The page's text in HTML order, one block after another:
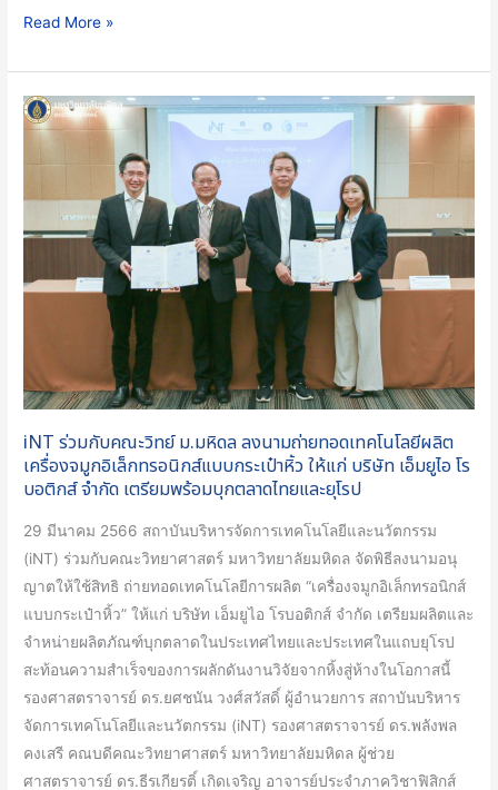
Read More »
iNT ร่วมกับคณะวิทย์ ม.มหิดล ลงนามถ่ายทอดเทคโนโลยีผลิต
เครื่องจมูกอิเล็กทรอนิกส์แบบกระเป๋าหิ้ว ให้แก่ บริษัท เอ็มยูไอ โร
บอติกส์ จํากัด เตรียมพร้อมบุกตลาดไทยและยุโรป
29 มีนาคม 2566 สถาบันบริหารจัดการเทคโนโลยีและนวัตกรรม
(iNT) ร่วมกับคณะวิทยาศาสตร์ มหาวิทยาลัยมหิดล จัดพิธีลงนามอนุ
ญาตให้ใช้สิทธิ ถ่ายทอดเทคโนโลยีการผลิต “เครื่องจมูกอิเล็กทรอนิกส์
แบบกระเป๋าหิ้ว” ให้แก่ บริษัท เอ็มยูไอ โรบอติกส์ จํากัด เตรียมผลิตและ
จำหน่ายผลิตภัณฑ์บุกตลาดในประเทศไทยและประเทศในแถบยุโรป
สะท้อนความสำเร็จของการผลักดันงานวิจัยจากหิ้งสู่ห้างในโอกาสนี้
รองศาสตราจารย์ ดร.ยศชนัน วงศ์สวัสดิ์ ผู้อํานวยการ สถาบันบริหาร
จัดการเทคโนโลยีและนวัตกรรม (iNT) รองศาสตราจารย์ ดร.พลังพล
คงเสรี คณบดีคณะวิทยาศาสตร์ มหาวิทยาลัยมหิดล ผู้ช่วย
ศาสตราจารย์ ดร.ธีรเกียรติ์ เกิดเจริญ อาจารย์ประจำภาควิชาฟิสิกส์
iNT
ร่วม
กับ
ผลิต
เครื่อง
จมูก
อิเล็กทรอนิกส์
แบบ
กระเป๋า
หิ้ว
ให้
แก่
บริษัท
เอ็ม
ยูไอ
โร
บอ
ติก